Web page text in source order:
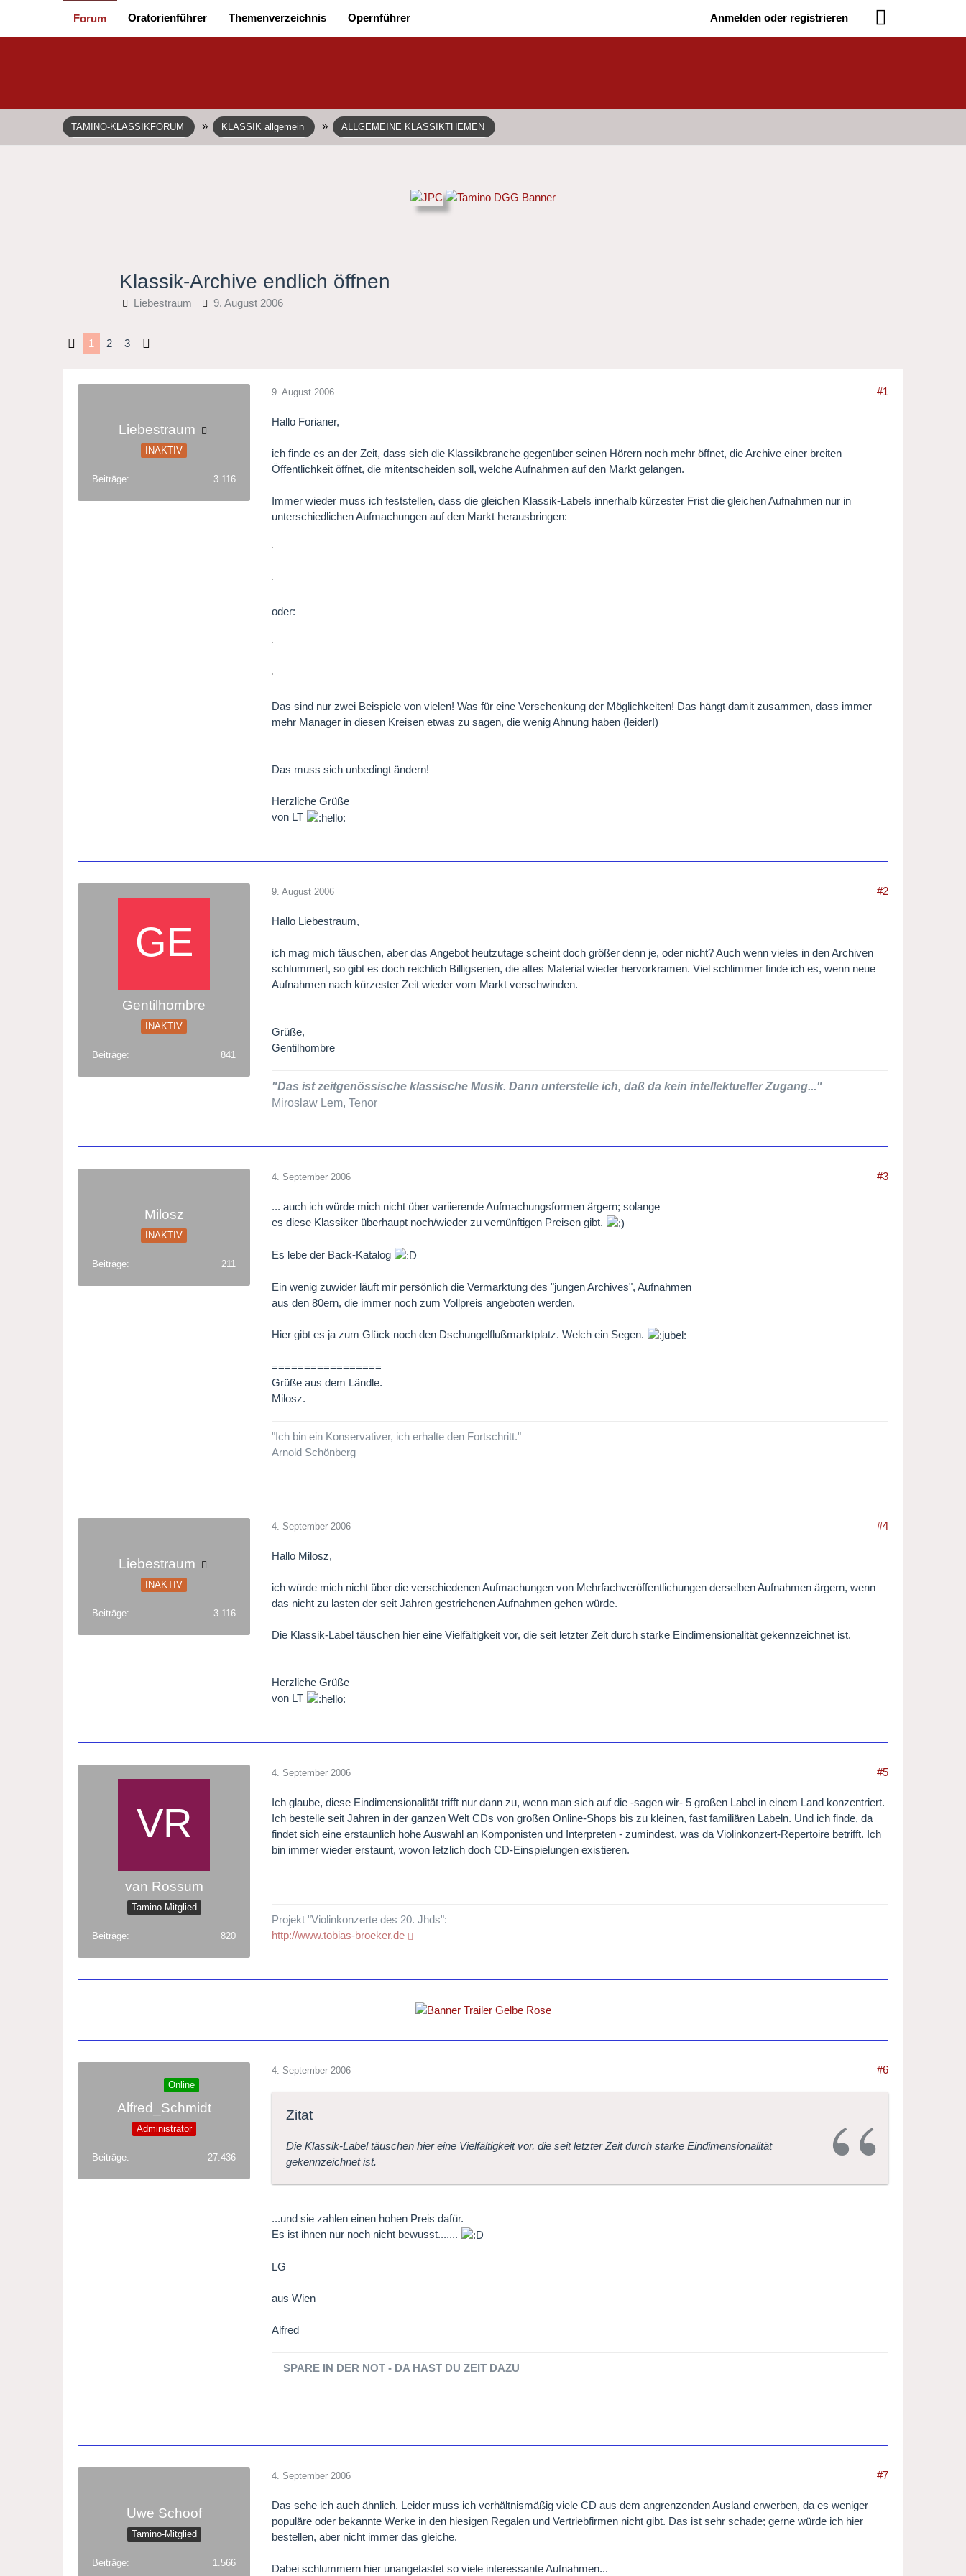
Forum Oratorienführer Themenverzeichnis Opernführer Anmelden oder registrieren
TAMINO-KLASSIKFORUM » KLASSIK allgemein » ALLGEMEINE KLASSIKTHEMEN
Klassik-Archive endlich öffnen
Liebestraum 9. August 2006
1 2 3
Liebestraum
INAKTIV
Beiträge 3.116
9. August 2006 #1
Hallo Forianer,
ich finde es an der Zeit, dass sich die Klassikbranche gegenüber seinen Hörern noch mehr öffnet, die Archive einer breiten
Öffentlichkeit öffnet, die mitentscheiden soll, welche Aufnahmen auf den Markt gelangen.
Immer wieder muss ich feststellen, dass die gleichen Klassik-Labels innerhalb kürzester Frist die gleichen Aufnahmen nur in
unterschiedlichen Aufmachungen auf den Markt herausbringen:
oder:
Das sind nur zwei Beispiele von vielen! Was für eine Verschenkung der Möglichkeiten! Das hängt damit zusammen, dass immer
mehr Manager in diesen Kreisen etwas zu sagen, die wenig Ahnung haben (leider!)
Das muss sich unbedingt ändern!
Herzliche Grüße
von LT
Gentilhombre
INAKTIV
Beiträge 841
9. August 2006 #2
Hallo Liebestraum,
ich mag mich täuschen, aber das Angebot heutzutage scheint doch größer denn je, oder nicht? Auch wenn vieles in den Archiven
schlummert, so gibt es doch reichlich Billigserien, die altes Material wieder hervorkramen. Viel schlimmer finde ich es, wenn neue
Aufnahmen nach kürzester Zeit wieder vom Markt verschwinden.
Grüße,
Gentilhombre
"Das ist zeitgenössische klassische Musik. Dann unterstelle ich, daß da kein intellektueller Zugang..."
Miroslaw Lem, Tenor
Milosz
INAKTIV
Beiträge 211
4. September 2006 #3
... auch ich würde mich nicht über variierende Aufmachungsformen ärgern; solange
es diese Klassiker überhaupt noch/wieder zu vernünftigen Preisen gibt.
Es lebe der Back-Katalog
Ein wenig zuwider läuft mir persönlich die Vermarktung des "jungen Archives", Aufnahmen
aus den 80ern, die immer noch zum Vollpreis angeboten werden.
Hier gibt es ja zum Glück noch den Dschungelflußmarktplatz. Welch ein Segen.
=================
Grüße aus dem Ländle.
Milosz.
"Ich bin ein Konservativer, ich erhalte den Fortschritt."
Arnold Schönberg
Liebestraum
INAKTIV
Beiträge 3.116
4. September 2006 #4
Hallo Milosz,
ich würde mich nicht über die verschiedenen Aufmachungen von Mehrfachveröffentlichungen derselben Aufnahmen ärgern, wenn
das nicht zu lasten der seit Jahren gestrichenen Aufnahmen gehen würde.
Die Klassik-Label täuschen hier eine Vielfältigkeit vor, die seit letzter Zeit durch starke Eindimensionalität gekennzeichnet ist.
Herzliche Grüße
von LT
van Rossum
Tamino-Mitglied
Beiträge 820
4. September 2006 #5
Ich glaube, diese Eindimensionalität trifft nur dann zu, wenn man sich auf die -sagen wir- 5 großen Label in einem Land konzentriert.
Ich bestelle seit Jahren in der ganzen Welt CDs von großen Online-Shops bis zu kleinen, fast familiären Labeln. Und ich finde, da
findet sich eine erstaunlich hohe Auswahl an Komponisten und Interpreten - zumindest, was da Violinkonzert-Repertoire betrifft. Ich
bin immer wieder erstaunt, wovon letzlich doch CD-Einspielungen existieren.
Projekt "Violinkonzerte des 20. Jhds":
http://www.tobias-broeker.de
Online
Alfred_Schmidt
Administrator
Beiträge 27.436
4. September 2006 #6
Zitat
Die Klassik-Label täuschen hier eine Vielfältigkeit vor, die seit letzter Zeit durch starke Eindimensionalität
gekennzeichnet ist.
...und sie zahlen einen hohen Preis dafür.
Es ist ihnen nur noch nicht bewusst.......
LG
aus Wien
Alfred
SPARE IN DER NOT - DA HAST DU ZEIT DAZU
Uwe Schoof
Tamino-Mitglied
Beiträge 1.566
4. September 2006 #7
Das sehe ich auch ähnlich. Leider muss ich verhältnismäßig viele CD aus dem angrenzenden Ausland erwerben, da es weniger
populäre oder bekannte Werke in den hiesigen Regalen und Vertriebfirmen nicht gibt. Das ist sehr schade; gerne würde ich hier
bestellen, aber nicht immer das gleiche.
Dabei schlummern hier unangetastet so viele interessante Aufnahmen...